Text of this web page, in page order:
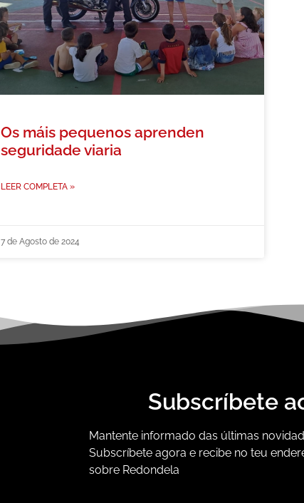
Os máis pequenos aprenden
seguridade viaria
LEER COMPLETA »
7 de Agosto de 2024
Subscríbete
Mantente informado das últimas
Subscríbete agora e recibe no teu
sobre Redondela